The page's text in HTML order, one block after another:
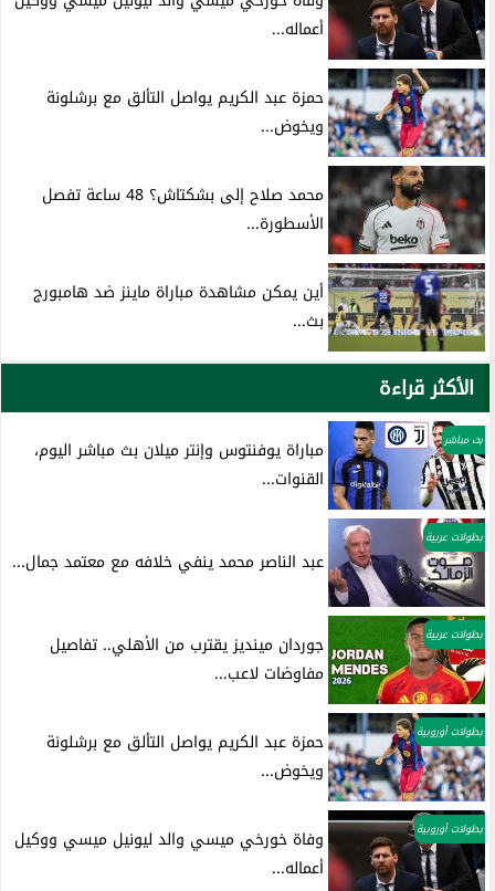
أعماله...
حمزة عبد الكريم يواصل التألق مع برشلونة
ويخوض...
محمد صلاح إلى بشكتاش؟ 48 ساعة تفصل
الأسطورة...
أين يمكن مشاهدة مباراة ماينز ضد هامبورج
بث...
الأكثر قراءة
بث مباشر
مباراة يوفنتوس وإنتر ميلان بث مباشر اليوم،
القنوات...
بطولات عربية
عبد الناصر محمد ينفي خلافه مع معتمد جمال...
بطولات عربية
جوردان مينديز يقترب من الأهلي.. تفاصيل
مفاوضات لاعب...
بطولات أوروبية
حمزة عبد الكريم يواصل التألق مع برشلونة
ويخوض...
بطولات أوروبية
وفاة خورخي ميسي والد ليونيل ميسي ووكيل
أعماله...